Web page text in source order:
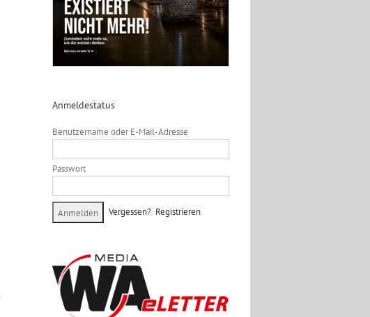
Anmeldestatus
Benutzername oder E-Mail-Adresse
Passwort
Vergessen? Registrieren